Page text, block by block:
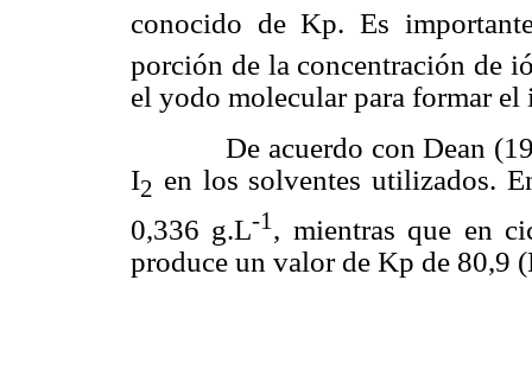
conocido de Kp. Es
porción de la concentración de
el yodo molecular para formar
De acuerdo con Dean
I2 en los solventes utilizados.
0,336 g.L-1 , mientras que en
produce un valor de Kp de 80,9